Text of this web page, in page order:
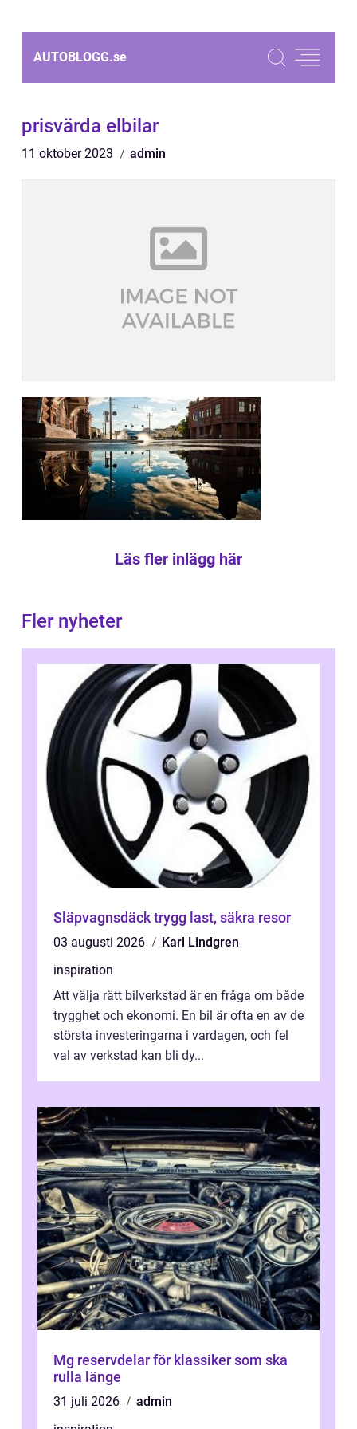
AUTOBLOGG.se
prisvärda elbilar
11 oktober 2023 admin
Läs fler inlägg här
Fler nyheter
Släpvagnsdäck trygg last, säkra resor
03 augusti 2026
Karl Lindgren
inspiration
Att välja rätt bilverkstad är en fråga om både
trygghet och ekonomi. En bil är ofta en av de
största investeringarna i vardagen, och fel
val av verkstad kan bli dy...
Mg reservdelar för klassiker som ska
rulla länge
31 juli 2026
admin